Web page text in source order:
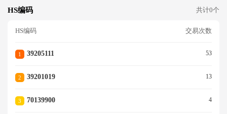
HS编码 共计0个
HS编码 交易次数
1 39205111 53
2 39201019 13
3 70139900 4